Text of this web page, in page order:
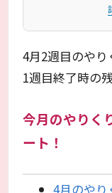
4月2週目のやり
1週目終了時の
今月のやりく
ート！
4月のやり